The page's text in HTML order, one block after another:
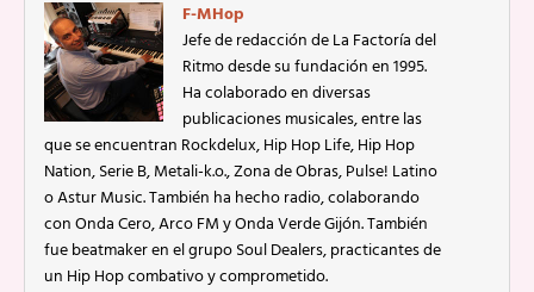
F-MHop
Jefe de redacción de La Factoría del
Ritmo desde su fundación en 1995.
Ha colaborado en diversas
publicaciones musicales, entre las
que se encuentran Rockdelux, Hip Hop Life, Hip Hop
Nation, Serie B, Metali-k.o., Zona de Obras, Pulse! Latino
o Astur Music. También ha hecho radio, colaborando
con Onda Cero, Arco FM y Onda Verde Gijón. También
fue beatmaker en el grupo Soul Dealers, practicantes de
un Hip Hop combativo y comprometido.